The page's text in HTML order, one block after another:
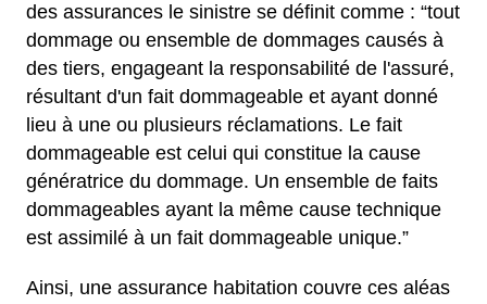
des assurances le sinistre se définit comme : “tout
dommage ou ensemble de dommages causés à
des tiers, engageant la responsabilité de l'assuré,
résultant d'un fait dommageable et ayant donné
lieu à une ou plusieurs réclamations. Le fait
dommageable est celui qui constitue la cause
génératrice du dommage. Un ensemble de faits
dommageables ayant la même cause technique
est assimilé à un fait dommageable unique.”
Ainsi, une assurance habitation couvre ces aléas